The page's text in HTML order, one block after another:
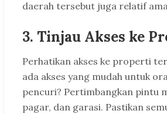
daerah tersebut juga relatif
3. Tinjau Akses ke
Perhatikan akses ke properti
ada akses yang mudah untuk
pencuri? Pertimbangkan pintu
pagar, dan garasi. Pastikan